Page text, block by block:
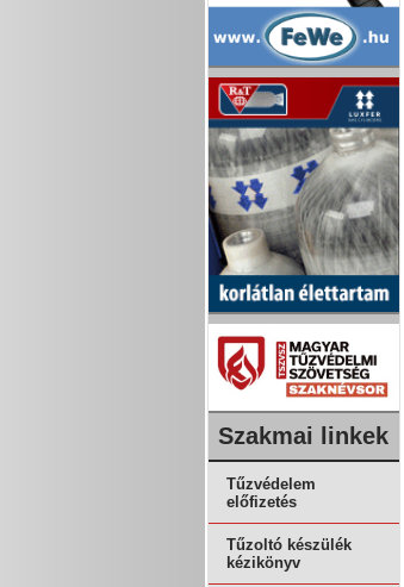
Szakmai linkek
Tűzvédelem
előfizetés
Tűzoltó készülék
kézikönyv